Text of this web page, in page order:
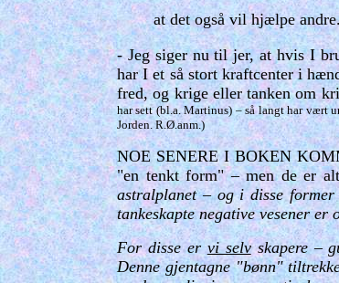
at det også vil hjælpe
- Jeg siger nu til jer, at hvis I
har I et så stort kraftcenter i
fred, og krige eller tanken om
har sett (bl.a. Martinus) – så langt har vært
Jorden. R.Ø.anm.)
NOE SENERE I BOKEN
"en tenkt form" – men de er
astralplanet – og i disse
tankeskapte negative vesener er
For disse ervi selvskapere –
Denne gjentagne "bønn"